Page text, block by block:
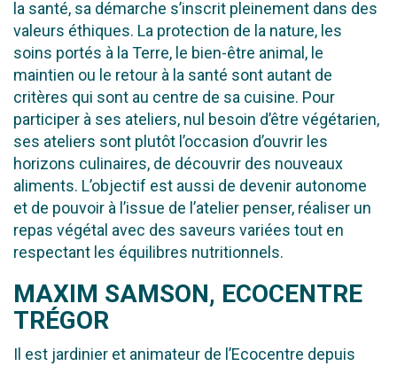
la santé, sa démarche s’inscrit pleinement dans des
valeurs éthiques. La protection de la nature, les
soins portés à la Terre, le bien-être animal, le
maintien ou le retour à la santé sont autant de
critères qui sont au centre de sa cuisine. Pour
participer à ses ateliers, nul besoin d’être végétarien,
ses ateliers sont plutôt l’occasion d’ouvrir les
horizons culinaires, de découvrir des nouveaux
aliments. L’objectif est aussi de devenir autonome
et de pouvoir à l’issue de l’atelier penser, réaliser un
repas végétal avec des saveurs variées tout en
respectant les équilibres nutritionnels.
MAXIM SAMSON, ECOCENTRE
TRÉGOR
Il est jardinier et animateur de l’Ecocentre depuis